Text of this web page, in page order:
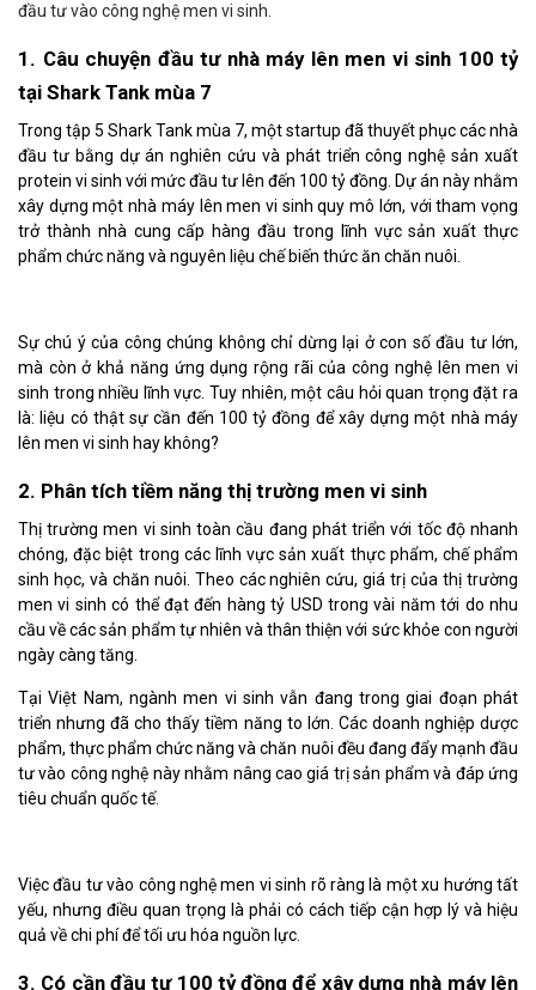
đầu tư vào công nghệ men vi sinh.
1. Câu chuyện đầu tư nhà máy lên men vi sinh 100 tỷ
tại Shark Tank mùa 7
Trong tập 5 Shark Tank mùa 7, một startup đã thuyết phục các nhà
đầu tư bằng dự án nghiên cứu và phát triển công nghệ sản xuất
protein vi sinh với mức đầu tư lên đến 100 tỷ đồng. Dự án này nhằm
xây dựng một nhà máy lên men vi sinh quy mô lớn, với tham vọng
trở thành nhà cung cấp hàng đầu trong lĩnh vực sản xuất thực
phẩm chức năng và nguyên liệu chế biến thức ăn chăn nuôi.
Sự chú ý của công chúng không chỉ dừng lại ở con số đầu tư lớn,
mà còn ở khả năng ứng dụng rộng rãi của công nghệ lên men vi
sinh trong nhiều lĩnh vực. Tuy nhiên, một câu hỏi quan trọng đặt ra
là: liệu có thật sự cần đến 100 tỷ đồng để xây dựng một nhà máy
lên men vi sinh hay không?
2. Phân tích tiềm năng thị trường men vi sinh
Thị trường men vi sinh toàn cầu đang phát triển với tốc độ nhanh
chóng, đặc biệt trong các lĩnh vực sản xuất thực phẩm, chế phẩm
sinh học, và chăn nuôi. Theo các nghiên cứu, giá trị của thị trường
men vi sinh có thể đạt đến hàng tỷ USD trong vài năm tới do nhu
cầu về các sản phẩm tự nhiên và thân thiện với sức khỏe con người
ngày càng tăng.
Tại Việt Nam, ngành men vi sinh vẫn đang trong giai đoạn phát
triển nhưng đã cho thấy tiềm năng to lớn. Các doanh nghiệp dược
phẩm, thực phẩm chức năng và chăn nuôi đều đang đẩy mạnh đầu
tư vào công nghệ này nhằm nâng cao giá trị sản phẩm và đáp ứng
tiêu chuẩn quốc tế.
Việc đầu tư vào công nghệ men vi sinh rõ ràng là một xu hướng tất
yếu, nhưng điều quan trọng là phải có cách tiếp cận hợp lý và hiệu
quả về chi phí để tối ưu hóa nguồn lực.
3. Có cần đầu tư 100 tỷ đồng để xây dựng nhà máy lên